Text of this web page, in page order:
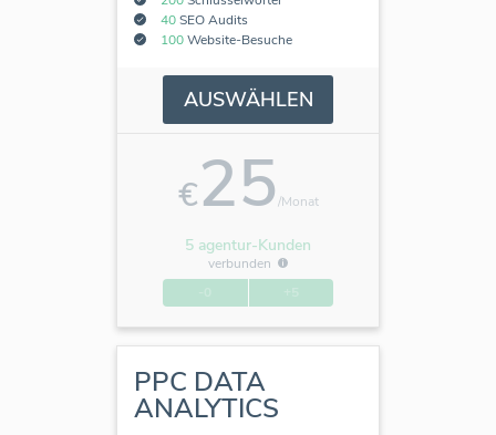
40SEO Audits
100Website-Besuche
AUSWÄHLEN
€25/Monat
5 agentur-Kunden
verbunden
PPC DATA
ANALYTICS